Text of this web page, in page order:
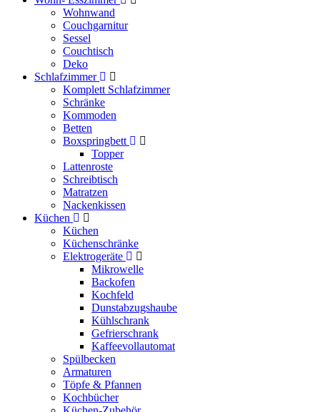
Wohnwand
Couchgarnitur
Sessel
Couchtisch
Deko
Schlafzimmer
Komplett Schlafzimmer
Schränke
Kommoden
Betten
Boxspringbett
Topper
Lattenroste
Schreibtisch
Matratzen
Nackenkissen
Küchen
Küchen
Küchenschränke
Elektrogeräte
Mikrowelle
Backofen
Kochfeld
Dunstabzugshaube
Kühlschrank
Gefrierschrank
Kaffeevollautomat
Spülbecken
Armaturen
Töpfe & Pfannen
Kochbücher